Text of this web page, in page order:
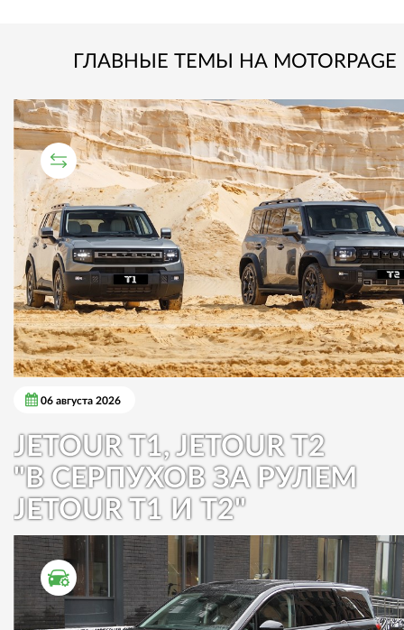
ГЛАВНЫЕ ТЕМЫ НА MOTORPAGE
СРАВНИТЕЛЬНЫЙ ТЕСТ
06 августа 2026
JETOUR T1, JETOUR T2
"В СЕРПУХОВ ЗА РУЛЕМ
JETOUR T1 И T2"
ТЕСТ ДРАЙВ